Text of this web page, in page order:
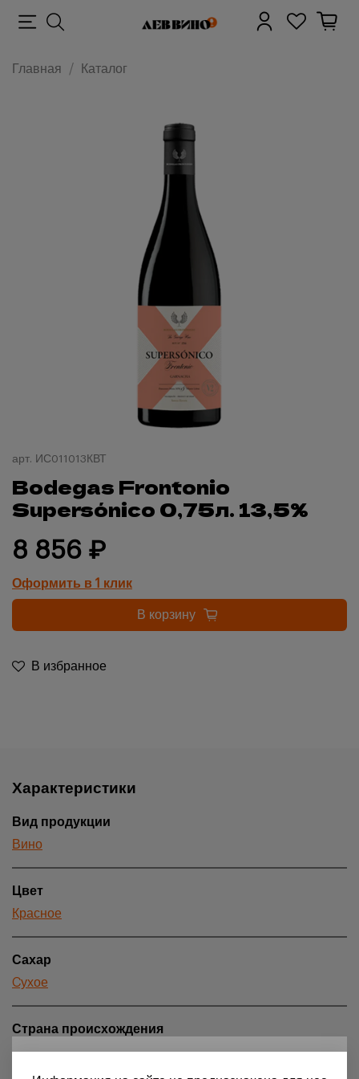
Главная Каталог
арт. ИС011013КВТ
Bodegas Frontonio
Supersónico 0,75л. 13,5%
В избранное
8 856 ₽
Оформить в 1 клик
В корзину
Характеристики
Вид продукции
Вино
Цвет
Красное
Сахар
Cухое
Страна происхождения
Испания